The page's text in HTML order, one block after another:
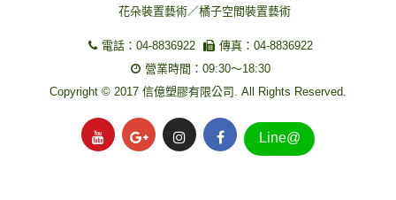
花朵裝置藝術／橘子空間裝置藝術
電話：04-8836922
傳真：04-8836922
營業時間：09:30～18:30
Copyright © 2017 信億塑膠有限公司. All Rights Reserved.
Line@